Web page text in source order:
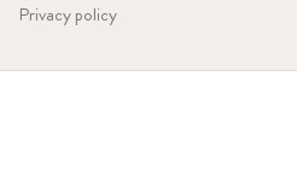
Privacy policy